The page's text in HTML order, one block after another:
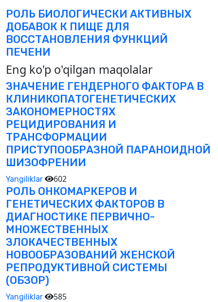
РОЛЬ БИОЛОГИЧЕСКИ АКТИВНЫХ
ДОБАВОК К ПИЩЕ ДЛЯ
ВОССТАНОВЛЕНИЯ ФУНКЦИЙ
ПЕЧЕНИ
Eng ko'p o'qilgan maqolalar
ЗНАЧЕНИЕ ГЕНДЕРНОГО ФАКТОРА В
КЛИНИКОПАТОГЕНЕТИЧЕСКИХ
ЗАКОНОМЕРНОСТЯХ
РЕЦИДИРОВАНИЯ И
ТРАНСФОРМАЦИИ
ПРИСТУПООБРАЗНОЙ ПАРАНОИДНОЙ
ШИЗОФРЕНИИ
Yangiliklar 602
РОЛЬ ОНКОМАРКЕРОВ И
ГЕНЕТИЧЕСКИХ ФАКТОРОВ В
ДИАГНОСТИКЕ ПЕРВИЧНО-
МНОЖЕСТВЕННЫХ
ЗЛОКАЧЕСТВЕННЫХ
НОВООБРАЗОВАНИЙ ЖЕНСКОЙ
РЕПРОДУКТИВНОЙ СИСТЕМЫ
(ОБЗОР)
Yangiliklar 585